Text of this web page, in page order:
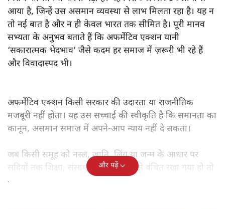
आया है, जिन्हें उस असमान व्यवस्था से लाभ मिलता रहा है। यह न
तो नई बात है और न ही केवल भारत तक सीमित है। पूरी मानव
सभ्यता के अनुभव बताते हैं कि अफर्मेटिव एक्शन यानी
‘सकारात्मक भेदभाव’ जैसे कदम हर समाज में ज़रूरी भी रहे हैं
और विवादास्पद भी।
अफर्मेटिव एक्शन किसी सरकार की उदारता या राजनीतिक
मजबूरी नहीं होता। यह उस सच्चाई की स्वीकृति है कि समानता का
कानून, असमान समाज में अपने-आप न्याय नहीं दे सकता।
जब किसी समूह को नस्ल, जाति, लिंग या जन्म के आधार पर
सदियों तक शिक्षा, संसाधनों और सम्मान से वंचित रखा गया हो तो
केवल ‘सब बराबर हैं’ कह देने से स्थिति नहीं बदलती।
और पढ़ें